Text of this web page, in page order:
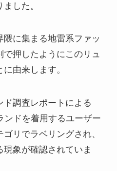
した。
に集まる地雷系ファッ
で押したようにこのリュ
由来します。
調査レポートによる
ンドを着用するユーザー
リでラベリングされ、
象が確認されていま